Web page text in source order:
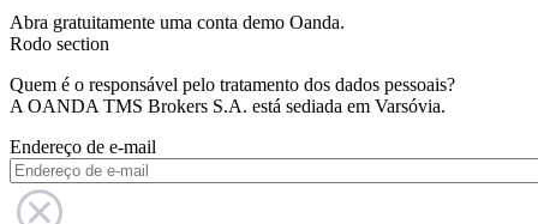
Abra gratuitamente uma conta demo Oanda.
Rodo section
Quem é o responsável pelo tratamento dos dados pessoais?
A OANDA TMS Brokers S.A. está sediada em Varsóvia.
Endereço de e-mail